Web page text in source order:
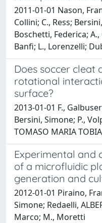
2011-01-01 Nason,
Collini; C., Ress;
Boschetti, Federica;
Banfi; L., Lorenzelli;
Does soccer cleat
rotational
surface?
2013-01-01 F.,
Bersini, Simone; P.,
TOMASO MARIA TOBIA
Experimental and
of a microfluidic
generation and
2012-01-01 Piraino,
Simone; Redaelli,
Marco; M., Moretti